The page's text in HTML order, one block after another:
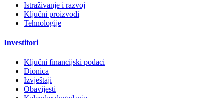
Istraživanje i razvoj
Ključni proizvodi
Tehnologije
Investitori
Ključni financijski podaci
Dionica
Izvještaji
Obavijesti